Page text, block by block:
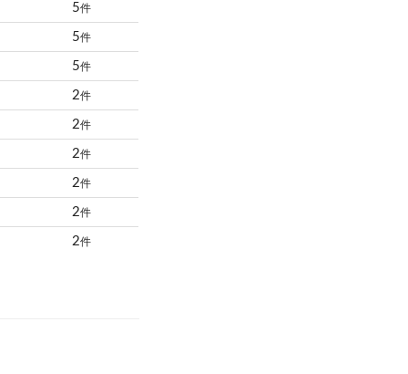
5件
5件
5件
2件
2件
2件
2件
2件
2件